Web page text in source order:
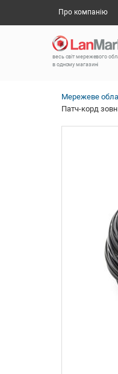
Про компанію
весь світ мережевого
в одному магазині
Мережеве
Патч-корд